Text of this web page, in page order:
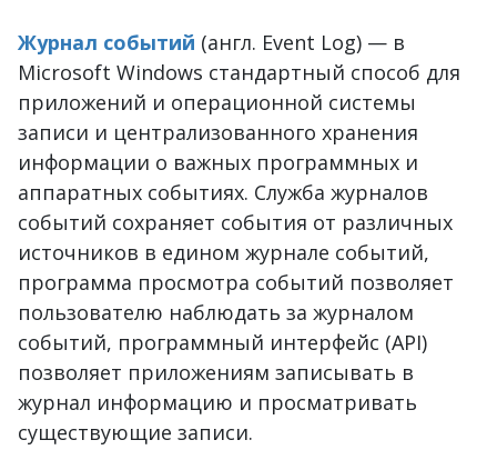
Журнал событий (англ. Event Log) — в
Microsoft Windows стандартный способ для
приложений и операционной системы
записи и централизованного хранения
информации о важных программных и
аппаратных событиях. Служба журналов
событий сохраняет события от различных
источников в едином журнале событий,
программа просмотра событий позволяет
пользователю наблюдать за журналом
событий, программный интерфейс (API)
позволяет приложениям записывать в
журнал информацию и просматривать
существующие записи.